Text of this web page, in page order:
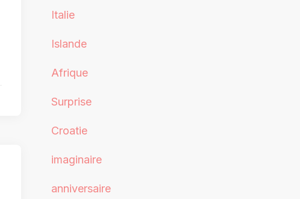
Italie
Islande
Afrique
Surprise
Croatie
imaginaire
anniversaire